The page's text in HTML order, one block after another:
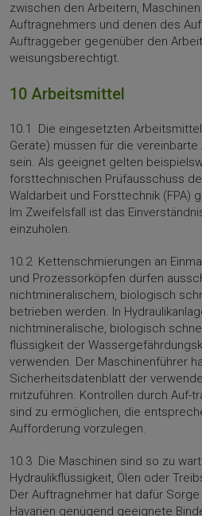
zwischen den Ar­beitern,
Auftragnehmers und denen des
Auftraggeber gegenüber den
weisungsberechtigt.
10 Arbeitsmittel
10.1 Die eingesetzten
Geräte) müssen für die
sein. Als geeignet gelten
forsttechnischen Prüfausschuss
Waldarbeit und Forsttechnik (FPA)
Im Zweifelsfall ist das
einzuholen.
10.2 Kettenschmierungen an
und Prozessorköpfen dürfen
nichtmineralischem, biologisch
betrieben werden. In
nichtmineralische, biologisch
flüssigkeit der
verwenden. Der Maschinenführer
Sicherheitsdatenblatt der
mitzuführen. Kontrollen durch Auf-
sind zu ermöglichen, die
Aufforderung vorzulegen.
10.3 Die Maschinen sind so zu
Hydraulikflüssigkeit, Ölen oder
Der Auftragnehmer hat dafür
Havarien genügend geeignete